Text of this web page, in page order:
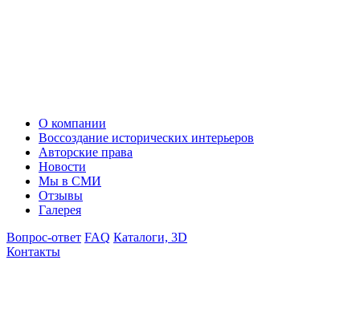
О компании
Воссоздание исторических интерьеров
Авторские права
Новости
Мы в СМИ
Отзывы
Галерея
Вопрос-ответ FAQ Каталоги, 3D
Контакты